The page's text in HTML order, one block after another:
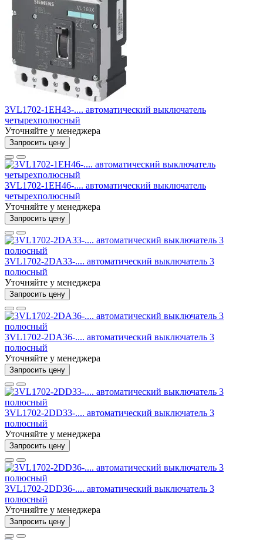
3VL1702-1EH43-.... автоматический выключатель
четырехполюсный
Уточняйте у менеджера
Запросить цену
3VL1702-1EH46-.... автоматический выключатель
четырехполюсный
Уточняйте у менеджера
Запросить цену
3VL1702-2DA33-.... автоматический выключатель 3
полюсный
Уточняйте у менеджера
Запросить цену
3VL1702-2DA36-.... автоматический выключатель 3
полюсный
Уточняйте у менеджера
Запросить цену
3VL1702-2DD33-.... автоматический выключатель 3
полюсный
Уточняйте у менеджера
Запросить цену
3VL1702-2DD36-.... автоматический выключатель 3
полюсный
Уточняйте у менеджера
Запросить цену